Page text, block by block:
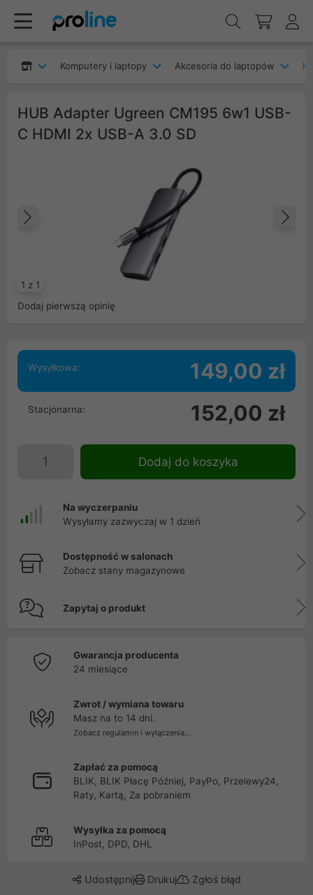
Komputery i laptopy Akcesoria do laptopów
HUB Adapter Ugreen CM195 6w1 USB-
C HDMI 2x USB-A 3.0 SD
1 z 1
Poprzedni
Dodaj pierwszą opinię
Wysyłkowa: 149,00 zł
Stacjonarna: 152,00 zł
Dodaj do koszyka
Na wyczerpaniu
Wysyłamy zazwyczaj w 1 dzień
Dostępność w salonach
Zobacz stany magazynowe
Zapytaj o produkt
Gwarancja producenta
24 miesiące
Zwrot / wymiana towaru
Masz na to 14 dni.
Zobacz regulamin i wyłączenia...
Zapłać za pomocą
BLIK, BLIK Płacę Później, PayPo, Przelewy24,
Raty, Kartą, Za pobraniem
Wysyłka za pomocą
InPost, DPD, DHL
Udostępnij Drukuj Zgłoś błąd